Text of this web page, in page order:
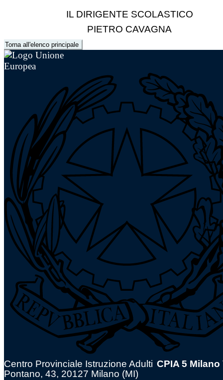
IL DIRIGENTE SCOLASTICO
PIETRO CAVAGNA
Torna all'elenco principale
Centro Provinciale Istruzione Adulti CPIA 5 Milano
Pontano, 43, 20127 Milano (MI)